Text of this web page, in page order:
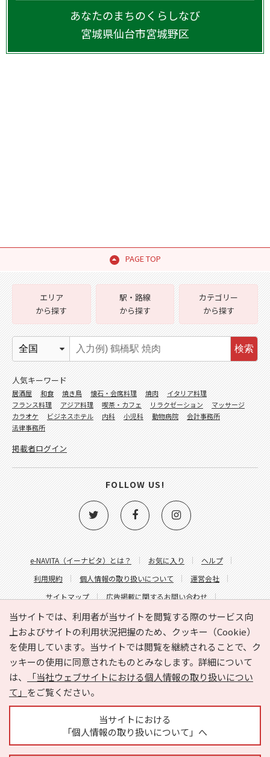
あなたのまちのくらしなび
宮城県仙台市宮城野区
PAGE TOP
当サイトでは、利用者が当サイトを閲覧する際のサービス向
上およびサイトの利用状況把握のため、クッキー（Cookie）
を使用しています。当サイトでは閲覧を継続されることで、ク
ッキーの使用に同意されたものとみなします。詳細について
は、
「当社ウェブサイトにおける個人情報の取り扱いについ
て」 をご覧ください。
当サイトにおける
「個人情報の取り扱いについて」へ
e-NAVITA（イーナビタ）とは？ お気に入り
ヘルプ
利用規約
個人情報の取り扱いについて
運営会社
サイトマップ
広告掲載に関するお問い合わせ
サイトの内容に関するお問い合わせ
エリア
から探す
駅・路線
から探す
カテゴリー
から探す
検索
人気キーワード
居酒屋 和食 焼き鳥 懐石・会席料理 焼肉
イタリア料理
フランス料理
アジア料理 喫茶・カフェ リラクゼーション
マッサージ
カラオケ
ビジネスホテル 内科 小児科 動物病院
会計事務所
法律事務所
掲載者ログイン
FOLLOW US!
Copyright © HYOJITO.Co.,Ltd. All Rights Reserved.